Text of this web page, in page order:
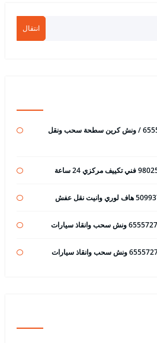
انتقال
ونش ابو حليفة رقم / 65557275 / ونش كرين سطحة سحب ونقل